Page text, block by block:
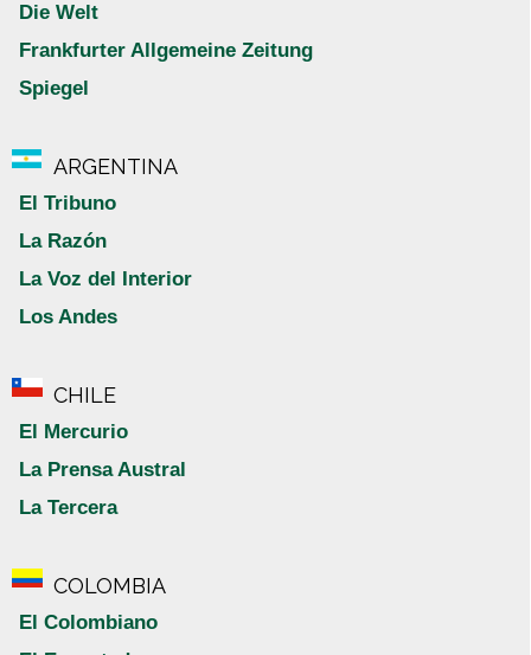
Die Welt
Frankfurter Allgemeine Zeitung
Spiegel
ARGENTINA
El Tribuno
La Razón
La Voz del Interior
Los Andes
CHILE
El Mercurio
La Prensa Austral
La Tercera
COLOMBIA
El Colombiano